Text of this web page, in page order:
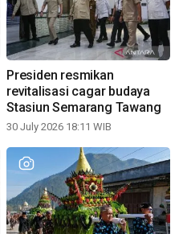
Presiden resmikan
revitalisasi cagar budaya
Stasiun Semarang Tawang
30 July 2026 18:11 WIB